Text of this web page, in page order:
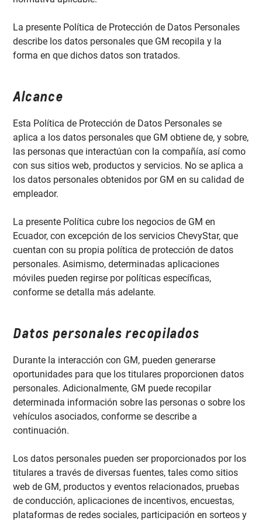
La presente Política de Protección de Datos Personales
describe los datos personales que GM recopila y la
forma en que dichos datos son tratados.
Alcance
Esta Política de Protección de Datos Personales se
aplica a los datos personales que GM obtiene de, y sobre,
las personas que interactúan con la compañía, así como
con sus sitios web, productos y servicios. No se aplica a
los datos personales obtenidos por GM en su calidad de
empleador.
La presente Política cubre los negocios de GM en
Ecuador, con excepción de los servicios ChevyStar, que
cuentan con su propia política de protección de datos
personales. Asimismo, determinadas aplicaciones
móviles pueden regirse por políticas específicas,
conforme se detalla más adelante.
Datos personales recopilados
Durante la interacción con GM, pueden generarse
oportunidades para que los titulares proporcionen datos
personales. Adicionalmente, GM puede recopilar
determinada información sobre las personas o sobre los
vehículos asociados, conforme se describe a
continuación.
Los datos personales pueden ser proporcionados por los
titulares a través de diversas fuentes, tales como sitios
web de GM, productos y eventos relacionados, pruebas
de conducción, aplicaciones de incentivos, encuestas,
plataformas de redes sociales, participación en sorteos y